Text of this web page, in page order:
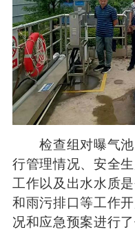
检查组对曝气池
行管理情况、安全
工作以及出水水质
和雨污排口等工作
况和应急预案进行